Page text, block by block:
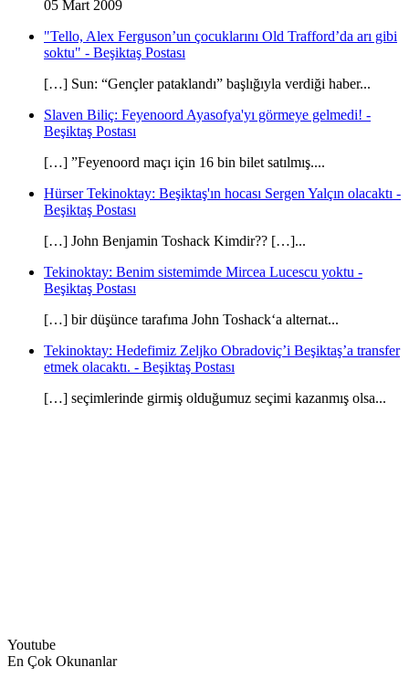
05 Mart 2009
"Tello, Alex Ferguson’un çocuklarını Old Trafford’da arı gibi
soktu" - Beşiktaş Postası
[…] Sun: “Gençler pataklandı” başlığıyla verdiği haber...
Slaven Biliç: Feyenoord Ayasofya'yı görmeye gelmedi! -
Beşiktaş Postası
[…] ”Feyenoord maçı için 16 bin bilet satılmış....
Hürser Tekinoktay: Beşiktaş'ın hocası Sergen Yalçın olacaktı -
Beşiktaş Postası
[…] John Benjamin Toshack Kimdir?? […]...
Tekinoktay: Benim sistemimde Mircea Lucescu yoktu -
Beşiktaş Postası
[…] bir düşünce tarafıma John Toshack‘a alternat...
Tekinoktay: Hedefimiz Zeljko Obradoviç’i Beşiktaş’a transfer
etmek olacaktı. - Beşiktaş Postası
[…] seçimlerinde girmiş olduğumuz seçimi kazanmış olsa...
Youtube
En Çok Okunanlar